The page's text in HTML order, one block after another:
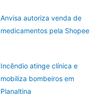
Anvisa autoriza venda de
medicamentos pela Shopee
Incêndio atinge clínica e
mobiliza bombeiros em
Planaltina